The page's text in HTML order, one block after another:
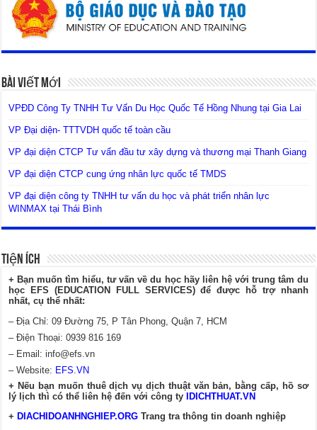
Bài Viết Mới
VPĐD Công Ty TNHH Tư Vấn Du Học Quốc Tế Hồng Nhung tại Gia Lai
VP Đại diện- TTTVDH quốc tế toàn cầu
VP đại diện CTCP Tư vấn đầu tư xây dựng và thương mại Thanh Giang
VP đại diện CTCP cung ứng nhân lực quốc tế TMDS
VP đại diện công ty TNHH tư vấn du học và phát triển nhân lực
WINMAX tại Thái Bình
Tiện Ích
+ Bạn muốn tìm hiểu, tư vấn về du học hãy liên hệ với trung tâm du
học EFS (EDUCATION FULL SERVICES) để được hỗ trợ nhanh
nhất, cụ thể nhất:
– Địa Chỉ: 09 Đường 75, P Tân Phong, Quận 7, HCM
– Điện Thoại: 0939 816 169
– Email:info@efs.vn
– Website: EFS.VN
+ Nếu bạn muốn thuê dịch vụ dịch thuật văn bản, bằng cấp, hồ sơ
lý lịch thì có thể liên hệ đến với công ty
IDICHTHUAT.VN
+ DIACHIDOANHNGHIEP.ORG Trang tra thông tin doanh nghiệp